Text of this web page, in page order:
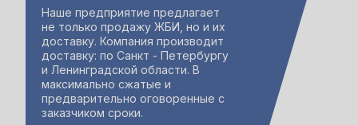
Наше предприятие предлагает
не только продажу ЖБИ, но и их
доставку. Компания производит
доставку: по Санкт - Петербургу
и Ленинградской области. В
максимально сжатые и
предварительно оговоренные с
заказчиком сроки.